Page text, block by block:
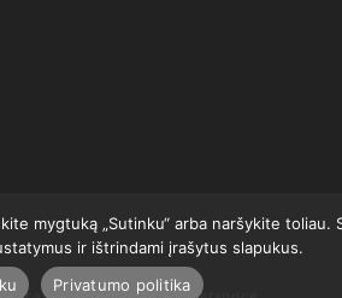
mygtuką „Sutinku“ arba naršykite
ir ištrindami įrašytus slapukus.
Privatumo politika